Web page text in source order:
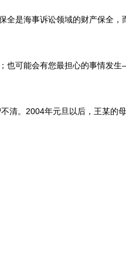
是海事诉讼领域的财产保全，
也可能会有您最担心的事情发
。2004年元旦以后，王某的